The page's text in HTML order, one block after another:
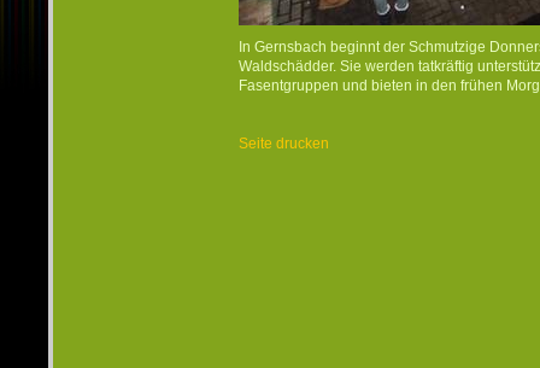
In Gernsbach beginnt der Schmutzige
Waldschädder. Sie werden tatkräftig
Fasentgruppen und bieten in den frühen
Seite drucken